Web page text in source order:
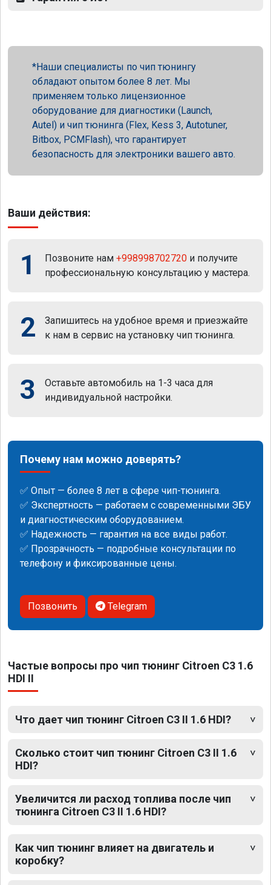
Наши специалисты по чип тюнингу
обладают опытом более 8 лет. Мы
применяем только лицензионное
оборудование для диагностики (Launch,
Autel) и чип тюнинга (Flex, Kess 3, Autotuner,
Bitbox, PCMFlash), что гарантирует
безопасность для электроники вашего авто.
Ваши действия:
1 Позвоните нам +998998702720 и получите
профессиональную консультацию у мастера.
2
Запишитесь на удобное время и приезжайте
к нам в сервис на установку чип тюнинга.
3
Оставьте автомобиль на 1-3 часа для
индивидуальной настройки.
Почему нам можно доверять?
✅ Опыт — более 8 лет в сфере чип-тюнинга.
✅ Экспертность — работаем с современными ЭБУ
и диагностическим оборудованием.
✅ Надежность — гарантия на все виды работ.
✅ Прозрачность — подробные консультации по
телефону и фиксированные цены.
Позвонить Telegram
Частые вопросы про чип тюнинг Citroen C3 1.6
HDI II
Что дает чип тюнинг Citroen C3 II 1.6 HDI?
Сколько стоит чип тюнинг Citroen C3 II 1.6
HDI?
Увеличится ли расход топлива после чип
тюнинга Citroen C3 II 1.6 HDI?
Как чип тюнинг влияет на двигатель и
коробку?